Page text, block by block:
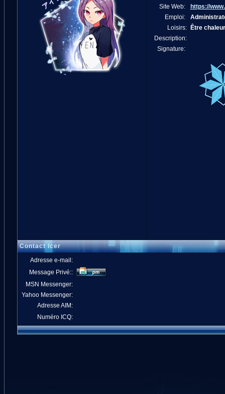
Site Web:
https://
Emploi:
Loisirs:
Être
Description:
Signature:
Contact Icer
Adresse e-mail:
Message Privé::
MSN Messenger:
Yahoo Messenger:
Adresse AIM:
Numéro ICQ: